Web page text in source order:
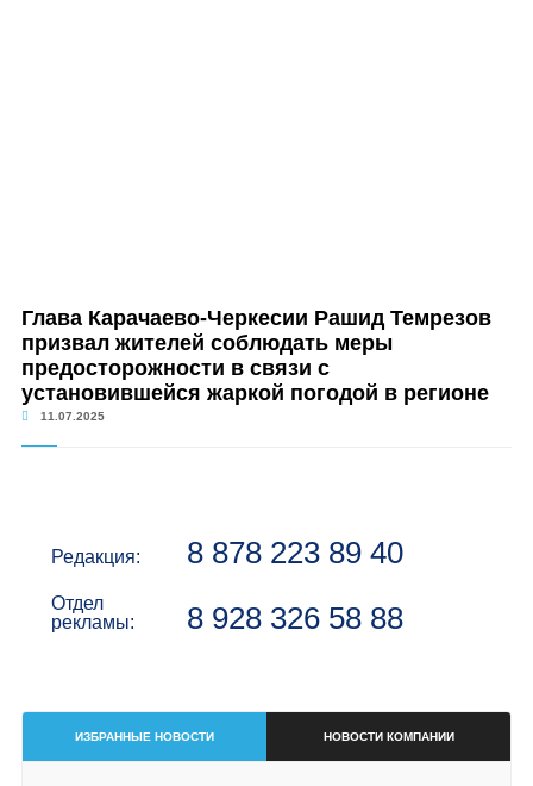
Глава Карачаево-Черкесии Рашид Темрезов
призвал жителей соблюдать меры
предосторожности в связи с
установившейся жаркой погодой в регионе
11.07.2025
Редакция: 8 878 223 89 40
Отдел
рекламы:
8 928 326 58 88
ИЗБРАННЫЕ НОВОСТИ НОВОСТИ КОМПАНИИ